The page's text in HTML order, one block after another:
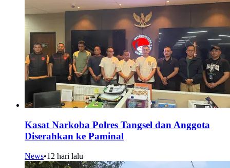
Kasat Narkoba Polres Tangsel dan Anggota
Diserahkan ke Paminal
News•12 hari lalu